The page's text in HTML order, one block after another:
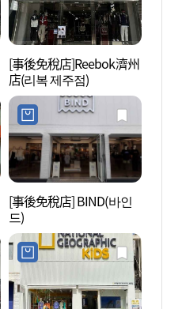
[事後免稅店]Reebok濟州
店(리복 제주점)
[事後免稅店] BIND(바인
드)